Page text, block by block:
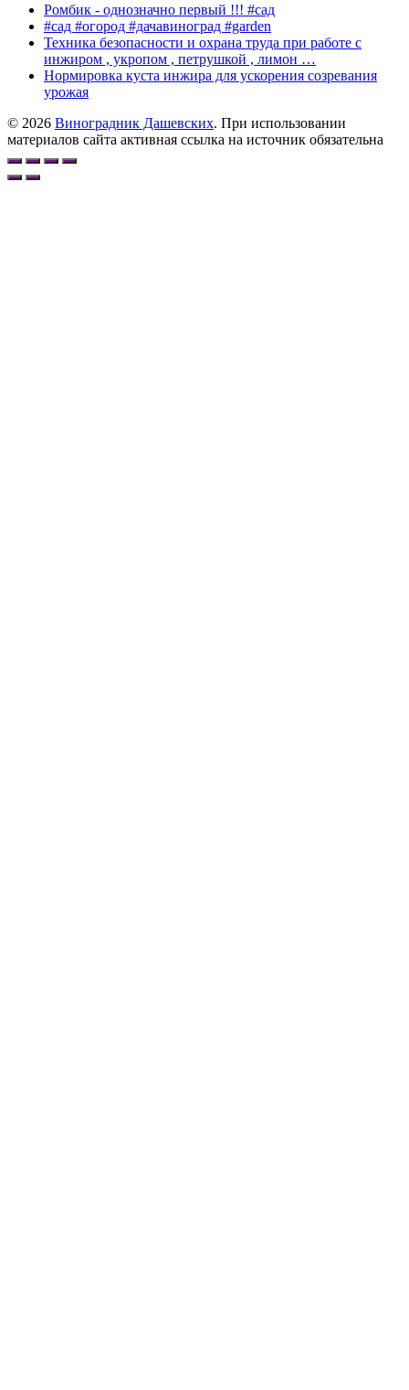
Ромбик - однозначно первый !!! #сад
#сад #огород #дачавиноград #garden
Техника безопасности и охрана труда при работе с
инжиром , укропом , петрушкой , лимон …
Нормировка куста инжира для ускорения созревания
урожая
© 2026 Виноградник Дашевских. При использовании
материалов сайта активная ссылка на источник обязательна